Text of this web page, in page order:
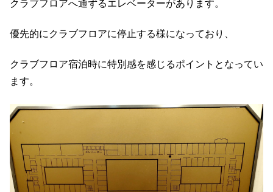
クラブフロアへ通ずるエレベーターがあります。
優先的にクラブフロアに停止する様になっており、
クラブフロア宿泊時に特別感を感じるポイントとなってい
ます。